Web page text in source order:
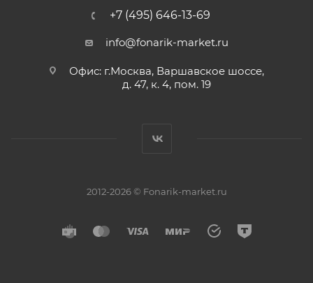
+7 (495) 646-13-69
info@fonarik-market.ru
Офис: г.Москва, Варшавское шоссе,
д. 47, к. 4, пом. 19
2012-2026 © Fonarik-market.ru